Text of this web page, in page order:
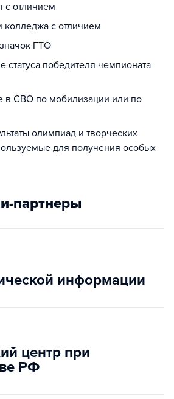
с отличием
колледжа с отличием
ГТО
статуса победителя чемпионата
в СВО по мобилизации или по
олимпиад и творческих
для получения особых
партнеры
информации
центр при
РФ